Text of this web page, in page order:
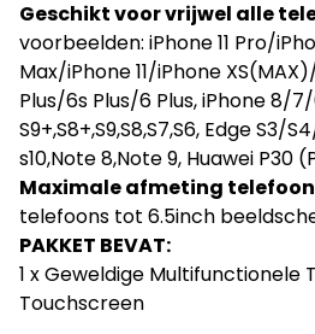
Geschikt voor vrijwel alle
voorbeelden: iPhone 11 Pro/
Max/iPhone11/iPhone
Plus/6s Plus/6 Plus, iPhone 8/
S9+,S8+,S9,S8,S7,S6, Edge S3/
s10,Note 8,Note 9, Huawei P30
Maximale afmeting telefoon
telefoons tot 6.5inch
PAKKET BEVAT:
1 x Geweldige Multifunctionele
Touchscreen